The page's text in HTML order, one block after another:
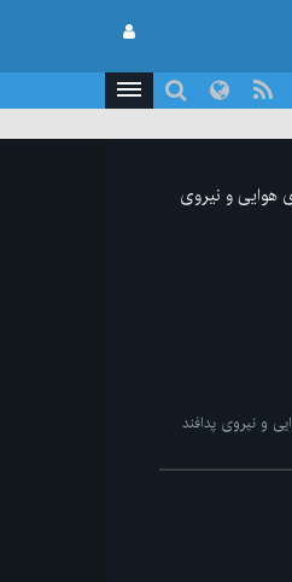
هوایی و نیروی
و نیروی پدافند